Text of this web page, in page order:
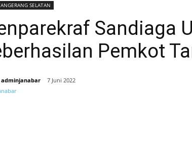
SELATAN
Sandiaga
Pemkot
adminjanabar 7 Juni 2022